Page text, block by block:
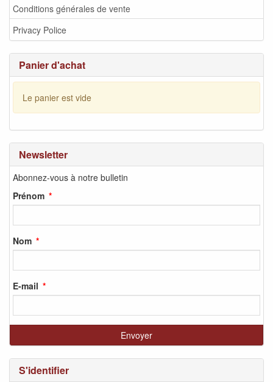
Conditions générales de vente
Privacy Police
Panier d'achat
Le panier est vide
Newsletter
Abonnez-vous à notre bulletin
Prénom
Nom
E-mail
S'identifier